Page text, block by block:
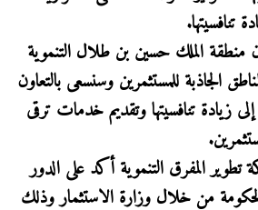
تنافسيتها.
منطقة الملك حسين بن طلال التنموية
الجاذبة للمستثمرين وسنسعى بالتعاون
زيادة تنافسيتها وتقديم خدمات ترقى
المفرق التنموية أكد على الدور
من خلال وزارة الاستثمار وذلك